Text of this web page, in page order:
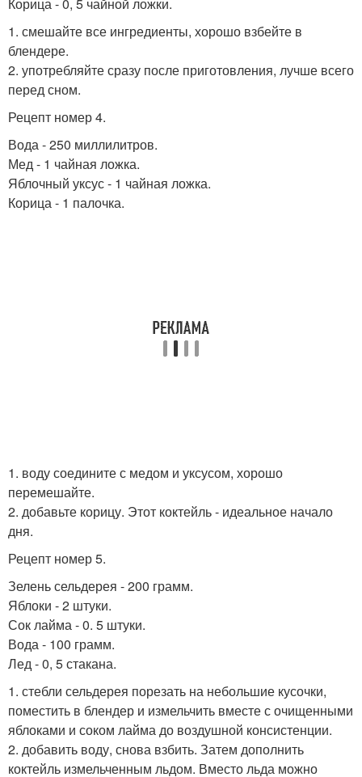
Корица - 0, 5 чайной ложки.
1. смешайте все ингредиенты, хорошо взбейте в
блендере.
2. употребляйте сразу после приготовления, лучше всего
перед сном.
Рецепт номер 4.
Вода - 250 миллилитров.
Мед - 1 чайная ложка.
Яблочный уксус - 1 чайная ложка.
Корица - 1 палочка.
1. воду соедините с медом и уксусом, хорошо
перемешайте.
2. добавьте корицу. Этот коктейль - идеальное начало
дня.
Рецепт номер 5.
Зелень сельдерея - 200 грамм.
Яблоки - 2 штуки.
Сок лайма - 0. 5 штуки.
Вода - 100 грамм.
Лед - 0, 5 стакана.
1. стебли сельдерея порезать на небольшие кусочки,
поместить в блендер и измельчить вместе с очищенными
яблоками и соком лайма до воздушной консистенции.
2. добавить воду, снова взбить. Затем дополнить
коктейль измельченным льдом. Вместо льда можно